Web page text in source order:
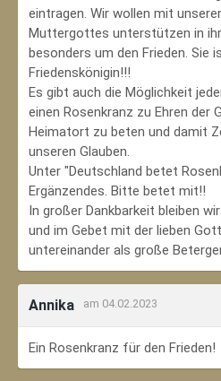
eintragen. Wir wollen mit
Muttergottes unterstützen in
besonders um den Frieden. Sie
Friedenskönigin!!!
Es gibt auch die Möglichkeit
einen Rosenkranz zu Ehren der
Heimatort zu beten und damit
unseren Glauben.
Unter "Deutschland betet
Ergänzendes. Bitte betet mit!!
In großer Dankbarkeit bleiben
und im Gebet mit der lieben
untereinander als große
Annika am 04.02.2023
Ein Rosenkranz für den Frieden!